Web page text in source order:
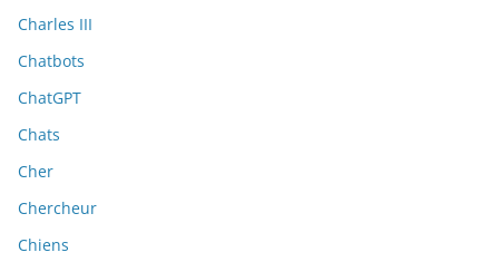
Charles III
Chatbots
ChatGPT
Chats
Cher
Chercheur
Chiens